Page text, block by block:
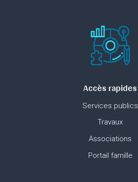
Accès rapides
Services publics
Travaux
Associations
Portail famille